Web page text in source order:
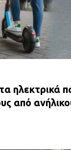
ηλεκτρικά
από